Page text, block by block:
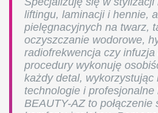
liftingu, laminacji i hennie,
pielęgnacyjnych na twarz,
oczyszczanie wodorowe,
radiofrekwencja czy
procedury wykonuję
każdy detal, wykorzystując
technologie i
BEAUTY-AZ to połączenie